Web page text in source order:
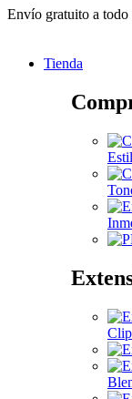
Envío gratuito a todo
Tienda
Clip